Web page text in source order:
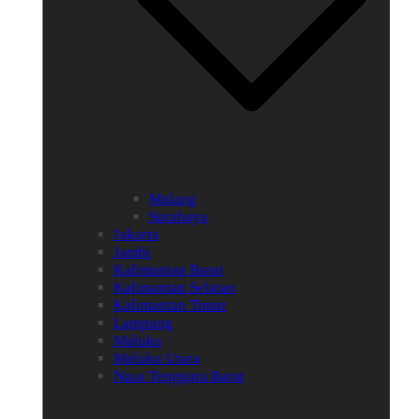
Malang
Surabaya
Jakarta
Jambi
Kalimantan Barat
Kalimantan Selatan
Kalimantan Timur
Lampung
Maluku
Maluku Utara
Nusa Tenggara Barat